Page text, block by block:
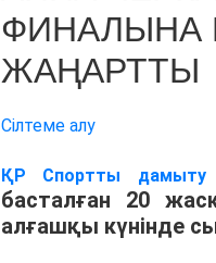
ФИНАЛЫНА
ЖАҢАРТТЫ
Сілтеме алу
ҚР Спортты дамыту
басталған 20
алғашқы күнінде